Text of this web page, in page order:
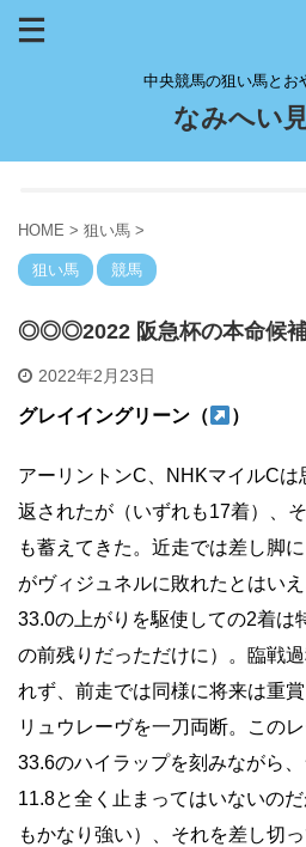
中央競馬の狙い馬とお
なみへい
HOME > 狙い馬 >
狙い馬 競馬
◎◎◎2022 阪急杯の本命候
2022年2月23日
グレイイングリーン（ ）
アーリントンC、NHKマイルCは
返されたが（いずれも17着）、
も蓄えてきた。近走では差し脚
がヴィジュネルに敗れたとはい
33.0の上がりを駆使しての2着は
の前残りだっただけに）。臨戦
れず、前走では同様に将来は重
リュウレーヴを一刀両断。この
33.6のハイラップを刻みながら
11.8と全く止まってはいないの
もかなり強い）、それを差し切